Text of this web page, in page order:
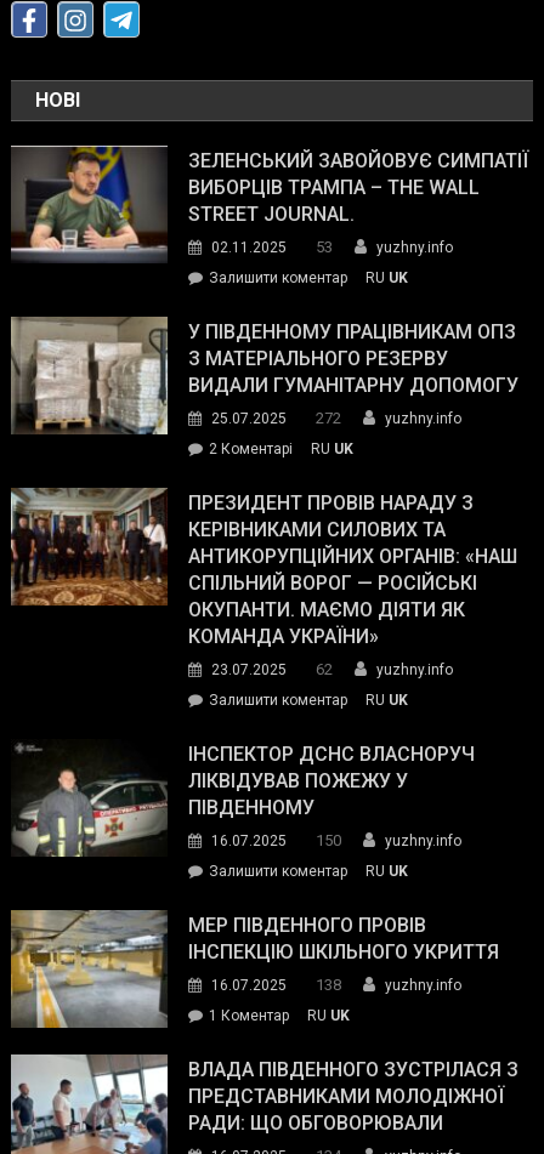
НОВІ
ЗЕЛЕНСЬКИЙ ЗАВОЙОВУЄ СИМПАТІЇ
ВИБОРЦІВ ТРАМПА – THE WALL
STREET JOURNAL.
02.11.2025 53
yuzhny.info
Залишити коментарon
завойовує
симпатії
виборців
The
Street
Journal.
RU UK
У ПІВДЕННОМУ ПРАЦІВНИКАМ ОПЗ
З МАТЕРІАЛЬНОГО РЕЗЕРВУ
ВИДАЛИ ГУМАНІТАРНУ ДОПОМОГУ
25.07.2025 272
yuzhny.info
2 Коментарі
Південному
працівникам
ОПЗ
з
матеріального
резерву
гуманітарну
допомогу
RU UK
ПРЕЗИДЕНТ ПРОВІВ НАРАДУ З
КЕРІВНИКАМИ СИЛОВИХ ТА
АНТИКОРУПЦІЙНИХ ОРГАНІВ: «НАШ
СПІЛЬНИЙ ВОРОГ — РОСІЙСЬКІ
ОКУПАНТИ. МАЄМО ДІЯТИ ЯК
КОМАНДА УКРАЇНИ»
23.07.2025 62
yuzhny.info
Залишити коментарon
провів
нараду
силових
та
органів:
«Наш
спільний
окупанти.
Маємо
діяти
RU UK
ІНСПЕКТОР ДСНС ВЛАСНОРУЧ
ЛІКВІДУВАВ ПОЖЕЖУ У
ПІВДЕННОМУ
16.07.2025 150
yuzhny.info
Залишити коментарon
ДСНС
власноруч
пожежу
у
RU UK
МЕР ПІВДЕННОГО ПРОВІВ
ІНСПЕКЦІЮ ШКІЛЬНОГО УКРИТТЯ
16.07.2025 138
yuzhny.info
1 Коментардо
Південного
провів
інспекцію
RU UK
ВЛАДА ПІВДЕННОГО ЗУСТРІЛАСЯ З
ПРЕДСТАВНИКАМИ МОЛОДІЖНОЇ
РАДИ: ЩО ОБГОВОРЮВАЛИ